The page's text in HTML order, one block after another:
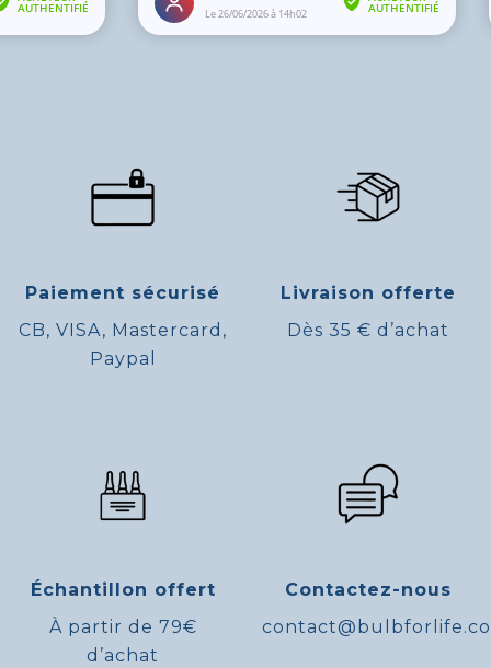
Paiement sécurisé
CB, VISA, Mastercard,
Paypal
Livraison offerte
Dès 35 € d’achat
Échantillon offert
À partir de 79€
d’achat
Contactez-nous